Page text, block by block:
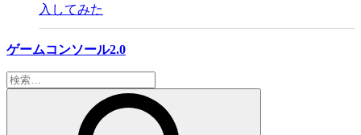
入してみた
ゲームコンソール2.0
検
索: